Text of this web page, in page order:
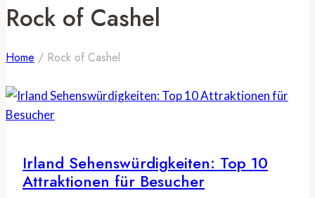
Rock of Cashel
Home / Rock of Cashel
Irland Sehenswürdigkeiten: Top 10
Attraktionen für Besucher